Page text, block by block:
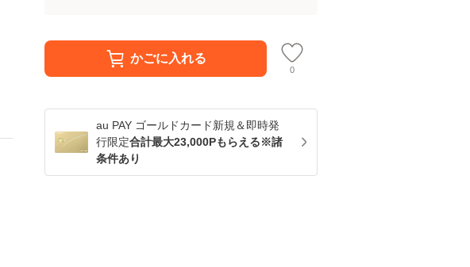
かごに入れる
0
au PAY ゴールドカード新規＆即時発
行限定合計最大23,000Pもらえる※諸
条件あり